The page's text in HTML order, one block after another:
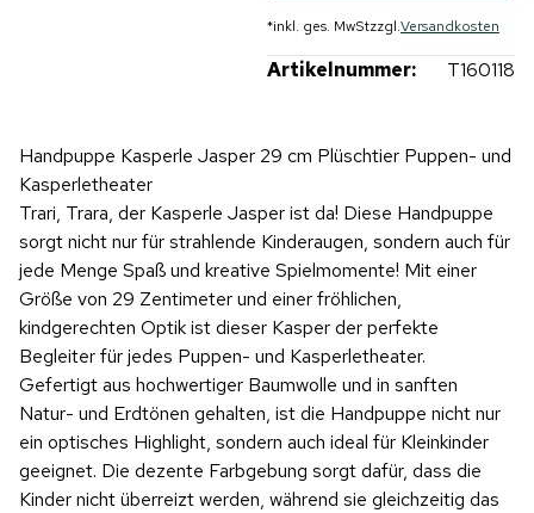
*inkl. ges. MwStzzgl.Versandkosten
Artikelnummer: T160118
Handpuppe Kasperle Jasper 29 cm Plüschtier Puppen- und
Kasperletheater
Trari, Trara, der Kasperle Jasper ist da! Diese Handpuppe
sorgt nicht nur für strahlende Kinderaugen, sondern auch für
jede Menge Spaß und kreative Spielmomente! Mit einer
Größe von 29 Zentimeter und einer fröhlichen,
kindgerechten Optik ist dieser Kasper der perfekte
Begleiter für jedes Puppen- und Kasperletheater.
Gefertigt aus hochwertiger Baumwolle und in sanften
Natur- und Erdtönen gehalten, ist die Handpuppe nicht nur
ein optisches Highlight, sondern auch ideal für Kleinkinder
geeignet. Die dezente Farbgebung sorgt dafür, dass die
Kinder nicht überreizt werden, während sie gleichzeitig das